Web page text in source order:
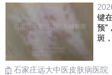
键
预”
斑
石家庄远大中医皮肤病医